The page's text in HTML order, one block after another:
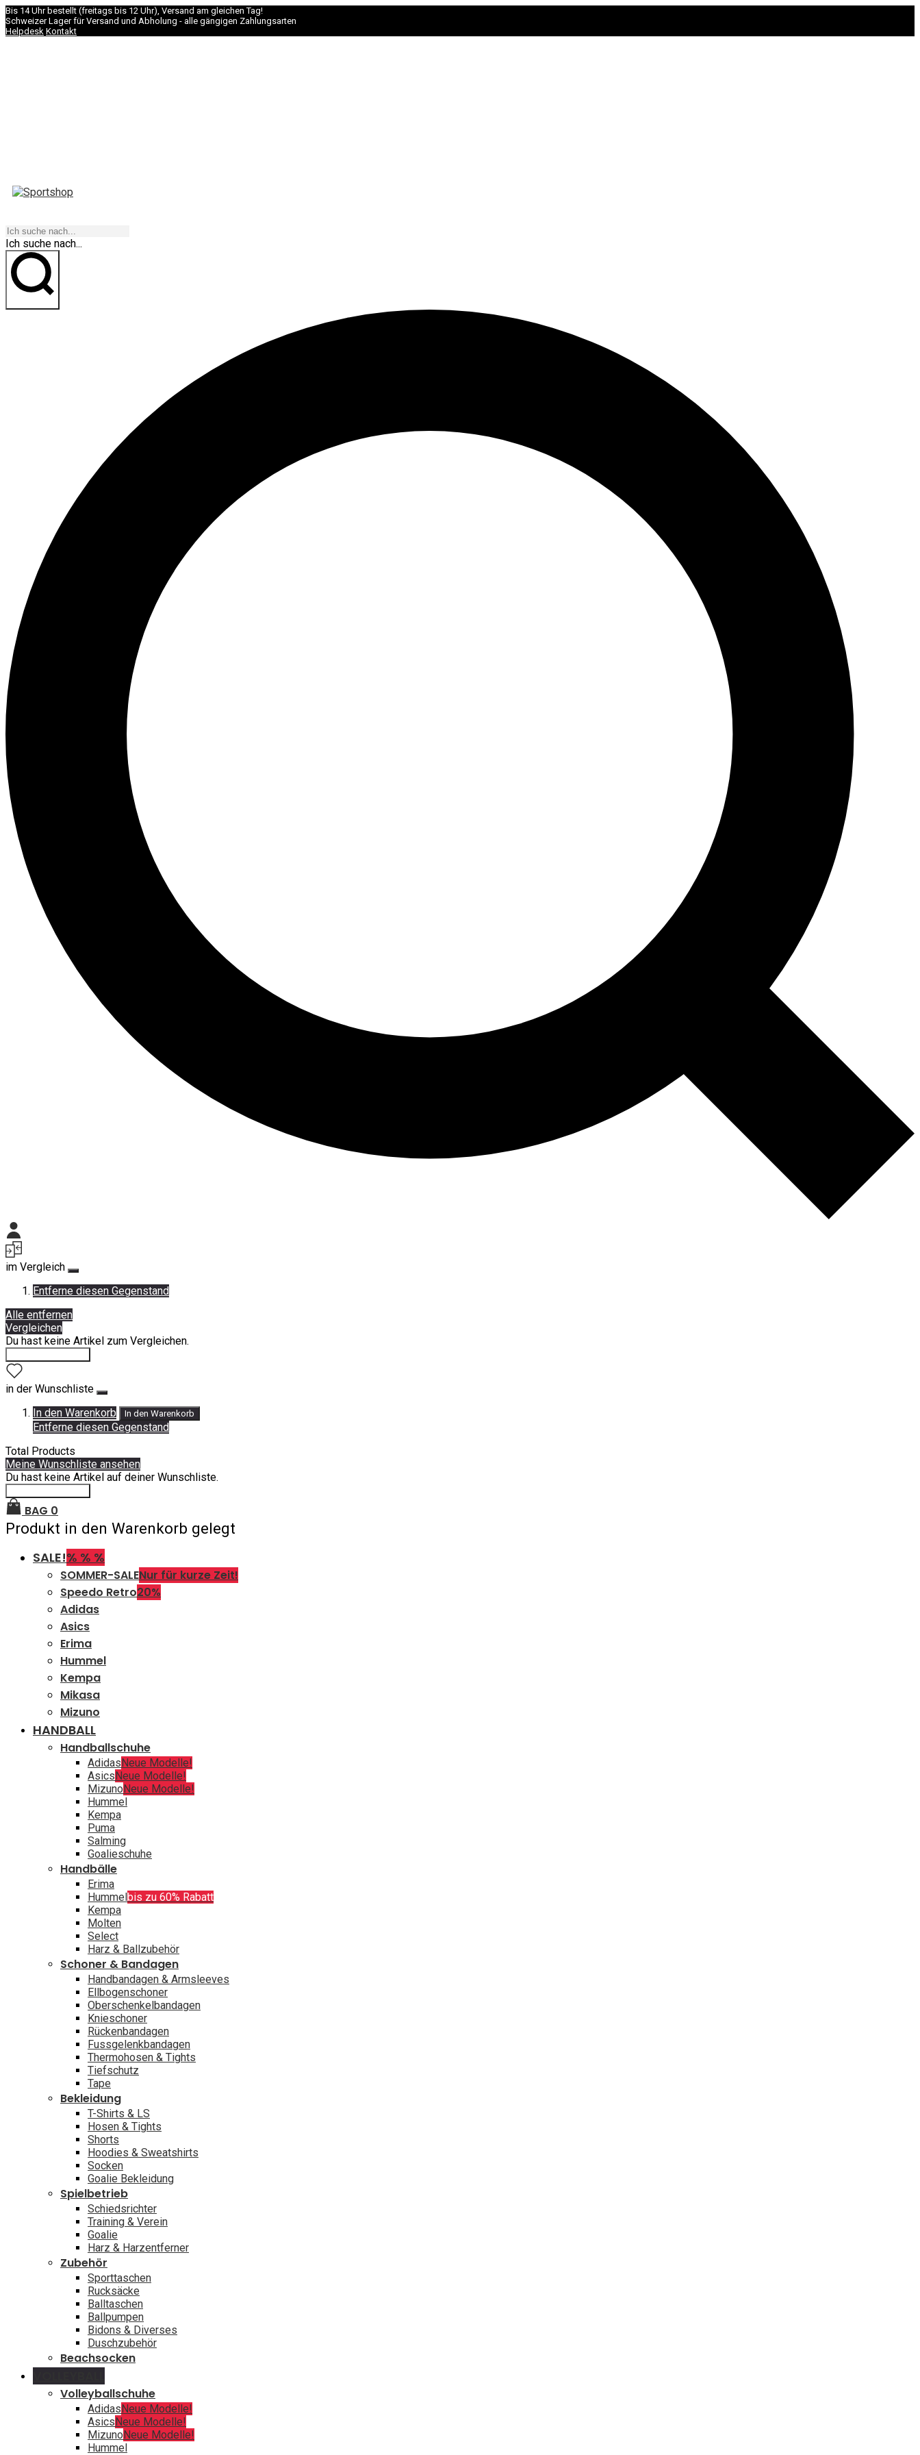
Bis 14 Uhr bestellt (freitags bis 12 Uhr), Versand am gleichen Tag!
Schweizer Lager für Versand und Abholung - alle gängigen Zahlungsarten
Helpdesk Kontakt
Ich suche nach...
im Vergleich
Entferne diesen Gegenstand
Alle entfernen
Vergleichen
Du hast keine Artikel zum Vergleichen.
in der Wunschliste
In den Warenkorb
In den Warenkorb
Entferne diesen Gegenstand
Total Products
Meine Wunschliste ansehen
Du hast keine Artikel auf deiner Wunschliste.
BAG 0
Produkt in den Warenkorb gelegt
SALE!% % %
SOMMER-SALENur für kurze Zeit!
Speedo Retro20%
Adidas
Asics
Erima
Hummel
Kempa
Mikasa
Mizuno
HANDBALL
Handballschuhe
AdidasNeue Modelle!
AsicsNeue Modelle!
MizunoNeue Modelle!
Hummel
Kempa
Puma
Salming
Goalieschuhe
Handbälle
Erima
Hummelbis zu 60% Rabatt
Kempa
Molten
Select
Harz & Ballzubehör
Schoner & Bandagen
Handbandagen & Armsleeves
Ellbogenschoner
Oberschenkelbandagen
Knieschoner
Rückenbandagen
Fussgelenkbandagen
Thermohosen & Tights
Tiefschutz
Tape
Bekleidung
T-Shirts & LS
Hosen & Tights
Shorts
Hoodies & Sweatshirts
Socken
Goalie Bekleidung
Spielbetrieb
Schiedsrichter
Training & Verein
Goalie
Harz & Harzentferner
Zubehör
Sporttaschen
Rucksäcke
Balltaschen
Ballpumpen
Bidons & Diverses
Duschzubehör
Beachsocken
Volleyballschuhe
AdidasNeue Modelle!
AsicsNeue Modelle!
MizunoNeue Modelle!
Hummel